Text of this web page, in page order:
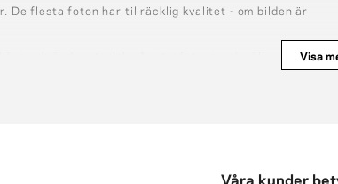
De flesta foton har tillräcklig kvalitet - om bilden är
och ändra storlek på retrofotona och välja valfriVisa
Våra kunder